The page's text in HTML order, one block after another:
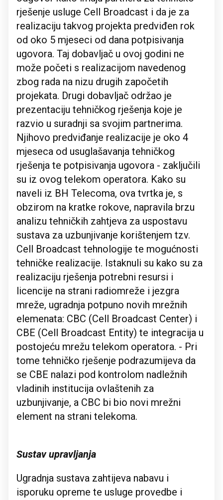
rješenje usluge Cell Broadcast i da je za
realizaciju takvog projekta predviđen rok
od oko 5 mjeseci od dana potpisivanja
ugovora. Taj dobavljač u ovoj godini ne
može početi s realizacijom navedenog
zbog rada na nizu drugih započetih
projekata. Drugi dobavljač održao je
prezentaciju tehničkog rješenja koje je
razvio u suradnji sa svojim partnerima.
Njihovo predviđanje realizacije je oko 4
mjeseca od usuglašavanja tehničkog
rješenja te potpisivanja ugovora - zaključili
su iz ovog telekom operatora. Kako su
naveli iz BH Telecoma, ova tvrtka je, s
obzirom na kratke rokove, napravila brzu
analizu tehničkih zahtjeva za uspostavu
sustava za uzbunjivanje korištenjem tzv.
Cell Broadcast tehnologije te mogućnosti
tehničke realizacije. Istaknuli su kako su za
realizaciju rješenja potrebni resursi i
licencije na strani radiomreže i jezgra
mreže, ugradnja potpuno novih mrežnih
elemenata: CBC (Cell Broadcast Center) i
CBE (Cell Broadcast Entity) te integracija u
postojeću mrežu telekom operatora. - Pri
tome tehničko rješenje podrazumijeva da
se CBE nalazi pod kontrolom nadležnih
vladinih institucija ovlaštenih za
uzbunjivanje, a CBC bi bio novi mrežni
element na strani telekoma.
Sustav upravljanja
Ugradnja sustava zahtijeva nabavu i
isporuku opreme te usluge provedbe i